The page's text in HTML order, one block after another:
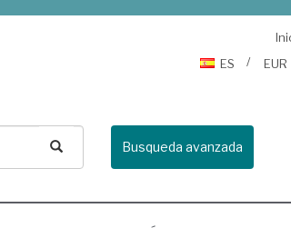
ES
EUR
Busqueda avanzada